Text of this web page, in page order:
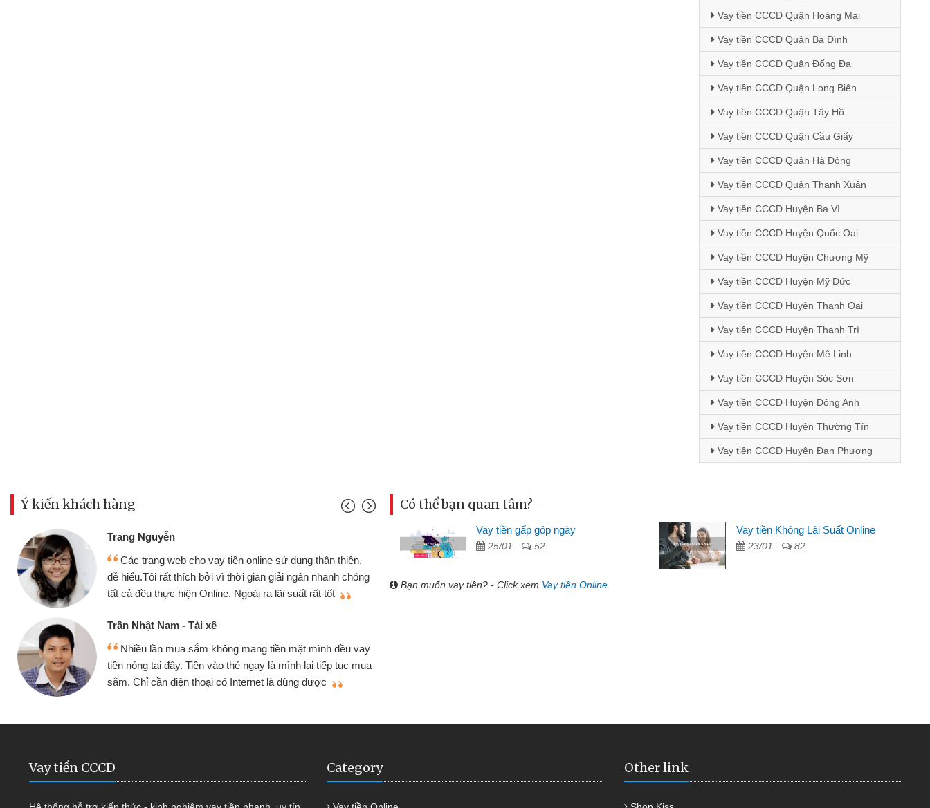
Vay tiền CCCD Quận Hoàng Mai
Vay tiền CCCD Quận Ba Đình
Vay tiền CCCD Quận Đống Đa
Vay tiền CCCD Quận Long Biên
Vay tiền CCCD Quận Tây Hồ
Vay tiền CCCD Quận Cầu Giấy
Vay tiền CCCD Quận Hà Đông
Vay tiền CCCD Quận Thanh Xuân
Vay tiền CCCD Huyện Ba Vì
Vay tiền CCCD Huyện Quốc Oai
Vay tiền CCCD Huyện Chương Mỹ
Vay tiền CCCD Huyện Mỹ Đức
Vay tiền CCCD Huyện Thanh Oai
Vay tiền CCCD Huyện Thanh Trì
Vay tiền CCCD Huyện Mê Linh
Vay tiền CCCD Huyện Sóc Sơn
Vay tiền CCCD Huyện Đông Anh
Vay tiền CCCD Huyện Thường Tín
Vay tiền CCCD Huyện Đan Phượng
Ý kiến khách hàng
sử dụng thân thiện,
giải ngân nhanh chóng
lãi suất rất tốt
tiền mặt mình đều vay
là mình lại tiếp tục mua
là dùng được
Mình cần tiền gấp nên định cầm cố chiếc xe wave
nhưng thật may đã có gói vay tiền bằng CMND online
không cần gặp mặt nên rất tiện lợi, sẽ giới thiệu cho bạn
bè biết
Tôi kinh doanh buôn bán nhỏ lẻ nhiều lúc cần vốn nhập
hàng, nhờ biết đến website qua bạn bè giới thiệu tôi đã giải
quyết được công việc của mình nhanh chóng
Mai Lan - Sinh viên
Tôi biết đến thông qua quảng cáo trên facebook. Tôi là
sinh viên nên cần đóng tiền nhà, sinh nhật bạn bè, mà đọc
thấy thủ tục nhanh gọn nên tôi quyết định vay
Có thể bạn quan tâm?
Vay tiền gấp góp ngày
25/01 - 52
Vay tiền Không Lãi Suất Online
23/01 - 82
Bạn muốn vay tiền? - Click xem Vay tiền Online
Vay tiền CCCD Category Other link